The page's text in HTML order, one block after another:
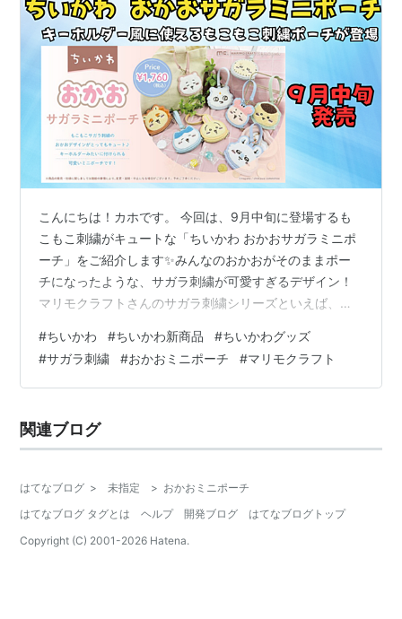
こんにちは！カホです。 今回は、9月中旬に登場するも
こもこ刺繍がキュートな「ちいかわ おかおサガラミニポ
ーチ」をご紹介します✨みんなのおかおがそのままポー
チになったような、サガラ刺繍が可愛すぎるデザイン！
マリモクラフトさんのサガラ刺繍シリーズといえば、こ
したが、どれも「もこもこで手ざわりの良い刺繍と、ち
いかわたちの表情」がむちゃかわで大人気でした✨ 今回
の「おかおサガラミニポーチ」も、そのシリーズの新作
もおすすめできる、完成度の高いアイテムです。 「ちい
かわ おかおサガラミニポーチ」とは？ 【…
#ちいかわ #ちいかわ新商品 #ちいかわグッズ
#サガラ刺繍 #おかおミニポーチ #マリモクラフト
関連ブログ
はてなブログ > 未指定 > おかおミニポーチ
はてなブログ タグとは
ヘルプ 開発ブログ
はてなブログトップ
Copyright (C) 2001-2026 Hatena.